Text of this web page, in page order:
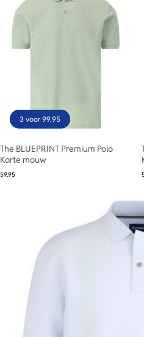
3 voor 99,95
The BLUEPRINT Premium Polo
Korte mouw
59,95